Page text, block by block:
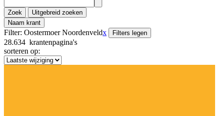
Zoek
Uitgebreid zoeken
Naam krant
Filter: Oostermoer Noordenveldx Filters legen
28.634 krantenpagina's
sorteren op: